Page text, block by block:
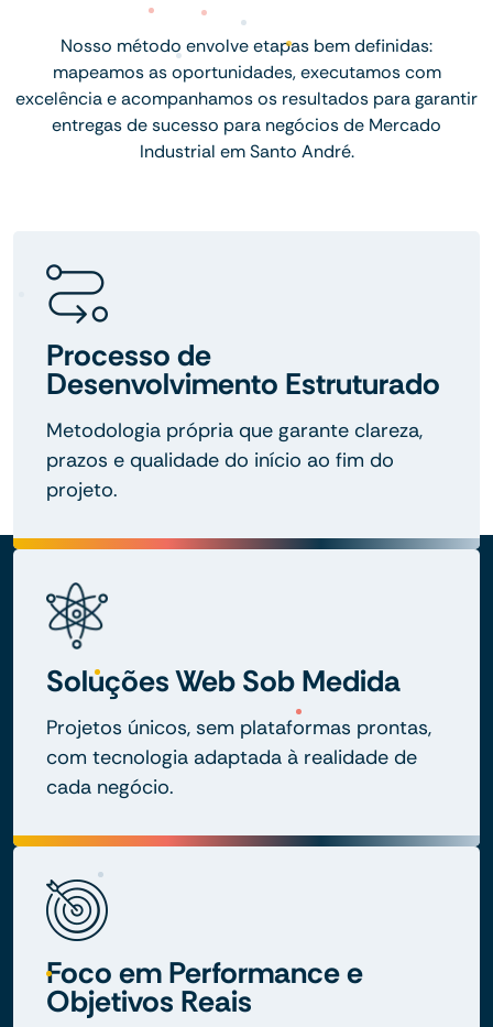
Nosso método envolve etapas bem definidas:
mapeamos as oportunidades, executamos com
excelência e acompanhamos os resultados para garantir
entregas de sucesso para negócios de Mercado
Industrial em Santo André.
Processo de
Desenvolvimento Estruturado
Metodologia própria que garante clareza,
prazos e qualidade do início ao fim do
projeto.
Soluções Web Sob Medida
Projetos únicos, sem plataformas prontas,
com tecnologia adaptada à realidade de
cada negócio.
Foco em Performance e
Objetivos Reais